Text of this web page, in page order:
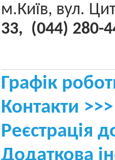
м.Київ, вул.
33, (044) 280-
Графік
Контакти >>>
Реєстрація
Додаткова